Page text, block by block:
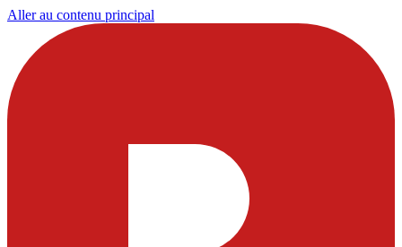
Aller au contenu principal